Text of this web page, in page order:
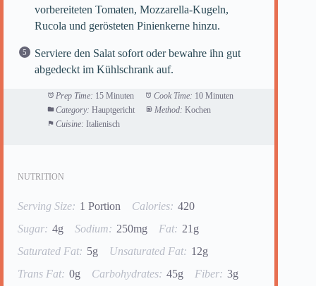
vorbereiteten Tomaten, Mozzarella-Kugeln,
Rucola und gerösteten Pinienkerne hinzu.
Serviere den Salat sofort oder bewahre ihn gut
abgedeckt im Kühlschrank auf.
Prep Time: 15 Minuten Cook Time: 10 Minuten
Category: Hauptgericht Method: Kochen
Cuisine: Italienisch
NUTRITION
Serving Size: 1 Portion Calories: 420
Sugar: 4g Sodium: 250mg Fat: 21g
Saturated Fat: 5g Unsaturated Fat: 12g
Trans Fat: 0g Carbohydrates: 45g Fiber: 3g